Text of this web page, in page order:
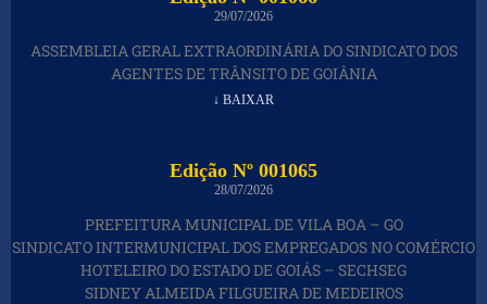
29/07/2026
ASSEMBLEIA GERAL EXTRAORDINÁRIA DO SINDICATO DOS
AGENTES DE TRÂNSITO DE GOIÂNIA
↓ BAIXAR
Edição Nº 001065
28/07/2026
PREFEITURA MUNICIPAL DE VILA BOA – GO
SINDICATO INTERMUNICIPAL DOS EMPREGADOS NO COMÉRCIO
HOTELEIRO DO ESTADO DE GOIÁS – SECHSEG
SIDNEY ALMEIDA FILGUEIRA DE MEDEIROS